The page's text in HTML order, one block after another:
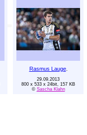
Rasmus Lauge.
29.09.2013
800 x 533 x 24bit, 157 KB
© Sascha Klahn